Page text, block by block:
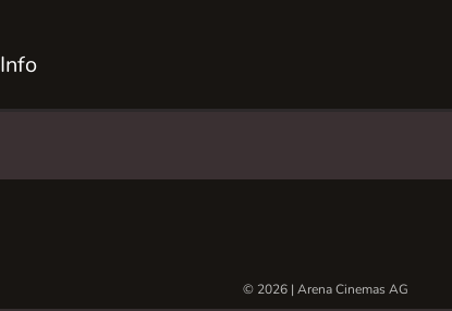
Info
© 2026 | Arena Cinemas AG